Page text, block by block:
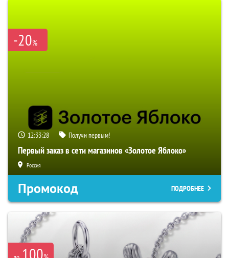
-20%
12:33:27 Получи первым!
Первый заказ в сети магазинов «Золотое Яблоко»
Россия
Промокод ПОДРОБНЕЕ
100